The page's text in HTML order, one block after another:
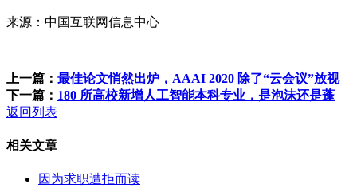
来源：中国互联网信息中心
上一篇： 最佳论文悄然出炉，AAAI 2020 除了“云会议”放视
下一篇： 180 所高校新增人工智能本科专业，是泡沫还是蓬
返回列表
相关文章
因为求职遭拒而读